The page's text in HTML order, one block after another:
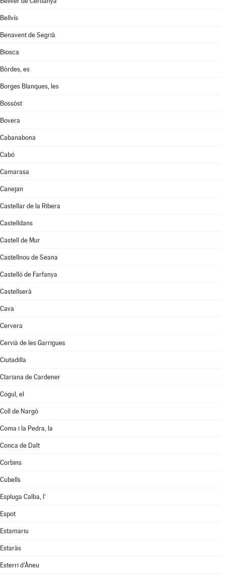
Bellvís
Benavent de Segrià
Biosca
Bòrdes, es
Borges Blanques, les
Bossòst
Bovera
Cabanabona
Cabó
Camarasa
Canejan
Castellar de la Ribera
Castelldans
Castell de Mur
Castellnou de Seana
Castelló de Farfanya
Castellserà
Cava
Cervera
Cervià de les Garrigues
Ciutadilla
Clariana de Cardener
Cogul, el
Coll de Nargó
Coma i la Pedra, la
Conca de Dalt
Corbins
Cubells
Espluga Calba, l'
Espot
Estamariu
Estaràs
Esterri d'Àneu